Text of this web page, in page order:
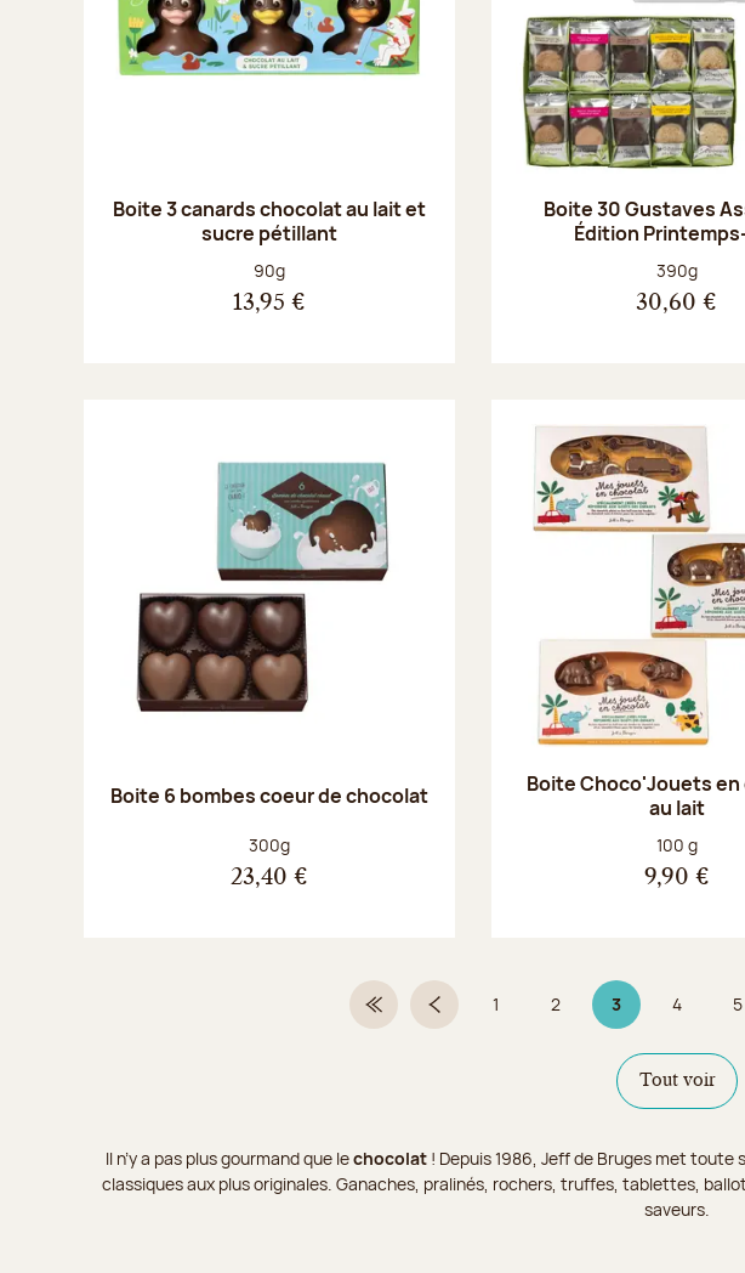
Boite 3 canards chocolat au lait et
sucre pétillant
Poids net :
90g
13,95 €
Boite 30 Gustaves
Édition
Poids net :
390g
30,60 €
Boite 6 bombes coeur de chocolat
Poids net :
300g
23,40 €
Boite Choco'Jouets
au lait
Poids net :
100 g
9,90 €
Première pagePage précédente
Page
1 Page
2 3Page 3 sur 9
Page
4 5
Tout voir
Il n’y a pas plus gourmand que lechocolat! Depuis 1986, Jeff de Bruges met toute
classiques aux plus originales. Ganaches, pralinés, rochers, truffes, tablettes,
saveurs.